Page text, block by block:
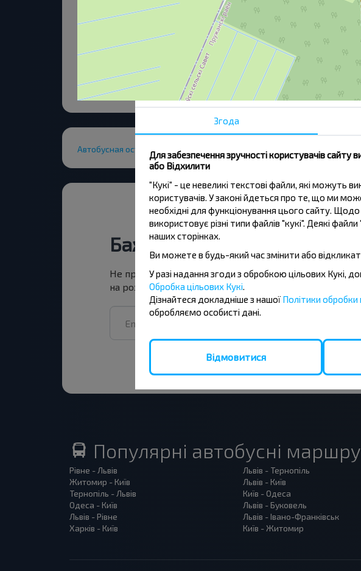
Автобусная остановка
Бажаєте подорожувати
Не пропусти акції, знижки та спеціальні пропозиції,
на розсилку та подорожуй з нами дешевше!
Популярні автобусні
Рівне - Львів
Житомир - Київ
Тернопіль - Львів
Одеса - Київ
Львів - Рівне
Харків - Київ
Львів - Тернопіль
Львів - Київ
Київ - Одеса
Львів - Буковель
Львів - Івано-Франківськ
Київ - Житомир
Згода
Для забезпечення зручності користувачів
або Відхилити
"Кукі" - це невеликі текстові файли, які можуть
користувачів. У законі йдеться про те, що ми
необхідні для функціонування цього сайту. Щодо
використовує різні типи файлів "кукі". Деякі
наших сторінках.
Ви можете в будь-який час змінити або
У разі надання згоди з обробкою цільових Кукі,
Обробка цільових Кукі.
Дізнайтеся докладніше з нашої Політики
обробляємо особисті дані.
Відмовитися